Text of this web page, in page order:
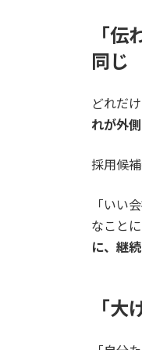
「
同じ
どれだ
れが外
採用候
「いい
なこと
に、継
「